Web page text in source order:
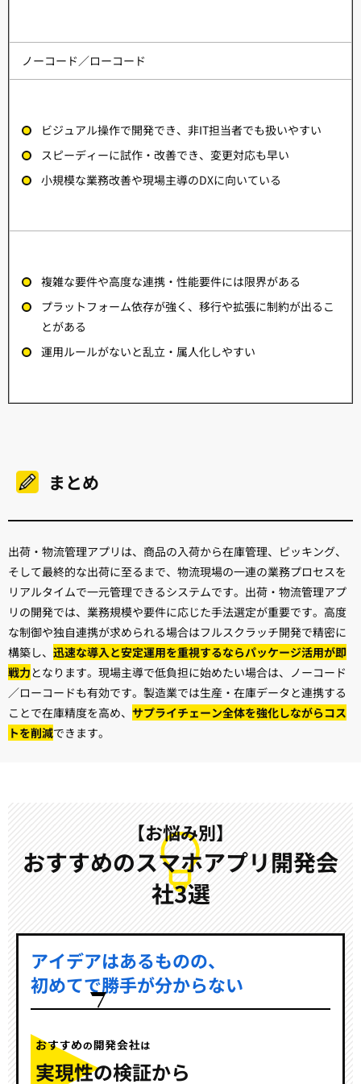
ノーコード／ローコード
ビジュアル操作で開発でき、非IT担当者でも扱いやすい
スピーディーに試作・改善でき、変更対応も早い
小規模な業務改善や現場主導のDXに向いている
複雑な要件や高度な連携・性能要件には限界がある
プラットフォーム依存が強く、移行や拡張に制約が出るこ
とがある
運用ルールがないと乱立・属人化しやすい
まとめ
出荷・物流管理アプリは、商品の入荷から在庫管理、ピッキング、
そして最終的な出荷に至るまで、物流現場の一連の業務プロセスを
リアルタイムで一元管理できるシステムです。出荷・物流管理アプ
リの開発では、業務規模や要件に応じた手法選定が重要です。高度
な制御や独自連携が求められる場合はフルスクラッチ開発で精密に
構築し、 迅速な導入と安定運用を重視するならパッケージ活用が即
戦力となります。現場主導で低負担に始めたい場合は、ノーコード
／ローコードも有効です。製造業では生産・在庫データと連携する
ことで在庫精度を高め、 サプライチェーン全体を強化しながらコス
トを削減できます。
【お悩み別】
おすすめのスマホアプリ開発会
社3選
アイデアはあるものの、
初めてで勝手が分からない
実現性の検証から